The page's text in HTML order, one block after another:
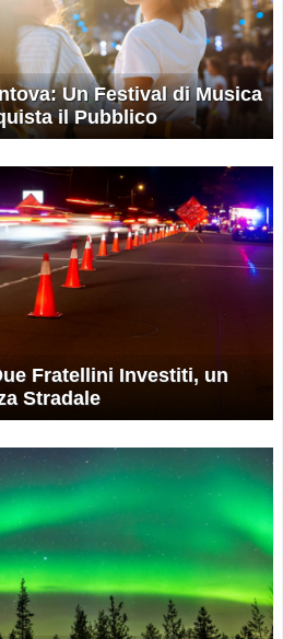
Un Festival di Musica
il Pubblico
Fratellini Investiti, un
Stradale